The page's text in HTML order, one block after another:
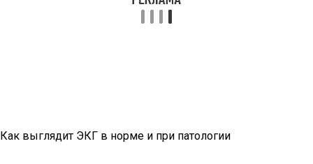
Как выглядит ЭКГ в норме и при патологии